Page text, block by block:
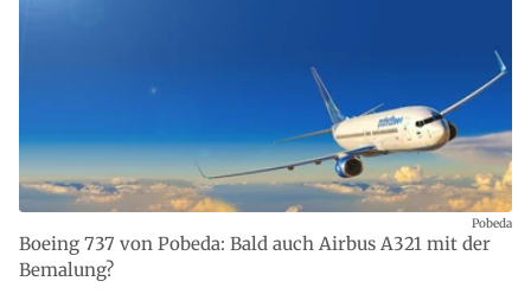
Boeing 737 von Pobeda: Bald auch Airbus A321 mit der
Bemalung?
Pobeda